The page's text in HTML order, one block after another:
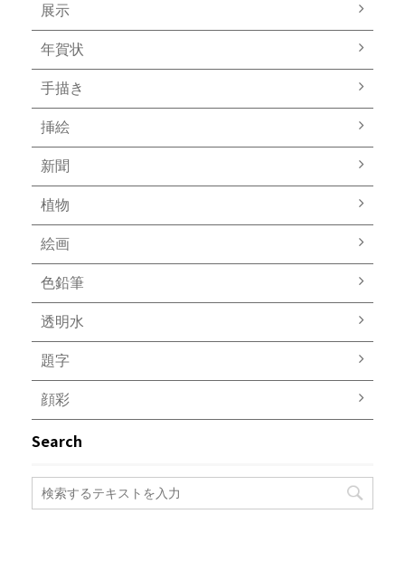
展示
年賀状
手描き
挿絵
新聞
植物
絵画
色鉛筆
透明水
題字
顔彩
Search